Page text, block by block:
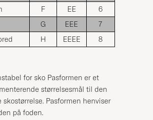
F EE
6
G EEE
7
H EEEE 8
for sko Pasformen er et
størrelsesmål til den
skostørrelse. Pasformen henviser
på foden.